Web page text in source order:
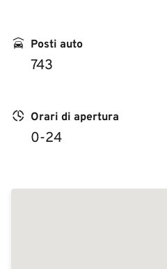
Posti auto
743
Orari di apertura
0-24